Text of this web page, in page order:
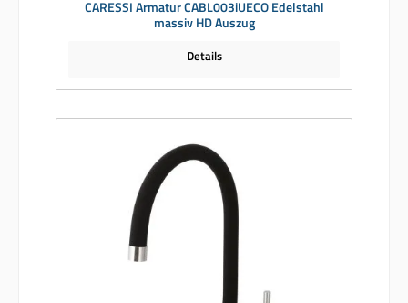
CARESSI Armatur CABL003iUECO Edelstahl
massiv HD Auszug
Details